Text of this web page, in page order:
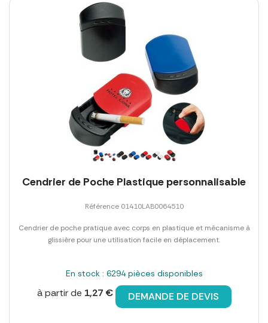
Cendrier de Poche Plastique personnalisable
Référence 01410LAB0064510
Cendrier de poche pratique avec corps en plastique et mécanisme à
glissière pour une utilisation facile en déplacement.
En stock : 6294 pièces disponibles
à partir de 1,27 € DEMANDE DE DEVIS